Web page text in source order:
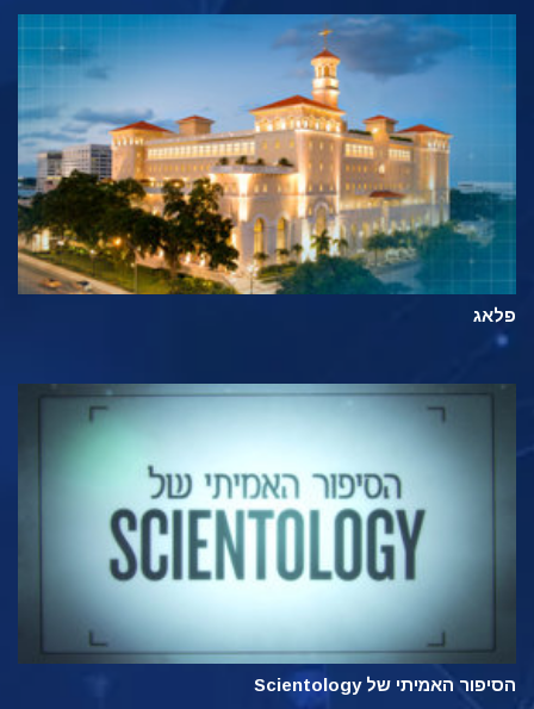
פלאג
הסיפור האמיתי של Scientology